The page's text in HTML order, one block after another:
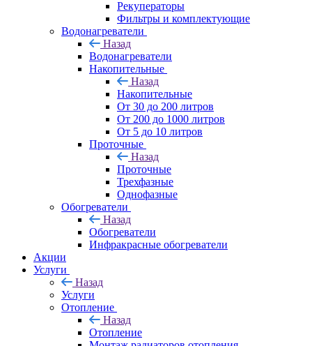
Рекуператоры
Фильтры и комплектующие
Водонагреватели
Назад
Водонагреватели
Накопительные
Назад
Накопительные
От 30 до 200 литров
От 200 до 1000 литров
От 5 до 10 литров
Проточные
Назад
Проточные
Трехфазные
Однофазные
Обогреватели
Назад
Обогреватели
Инфракрасные обогреватели
Акции
Услуги
Назад
Услуги
Отопление
Назад
Отопление